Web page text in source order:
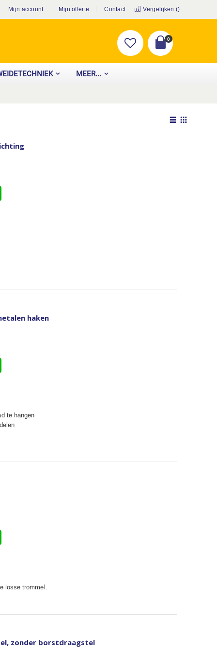
Mijn account Mijn offerte Contact Vergelijken ()
Cart
0producten
MEER...
Tonen
haken
te hangen
losse trommel.
zonder borstdraagstel